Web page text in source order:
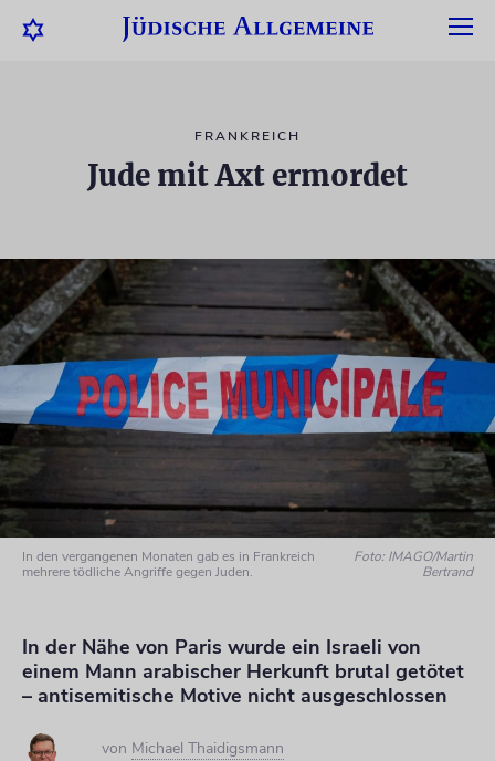
FRANKREICH
Jude mit Axt ermordet
In den vergangenen Monaten gab es in Frankreich
mehrere tödliche Angriffe gegen Juden.
Foto: IMAGO/Martin
Bertrand
In der Nähe von Paris wurde ein Israeli von
einem Mann arabischer Herkunft brutal getötet
– antisemitische Motive nicht ausgeschlossen
von Michael Thaidigsmann